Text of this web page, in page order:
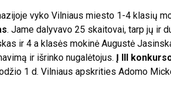
vyko Vilniaus miesto 1-4 klasių
. Jame dalyvavo 25 skaitovai, tarp jų ir
ir 4 a klasės mokinė Augustė
ir išrinko nugalėtojus. Į III
1 d. Vilniaus apskrities Adomo